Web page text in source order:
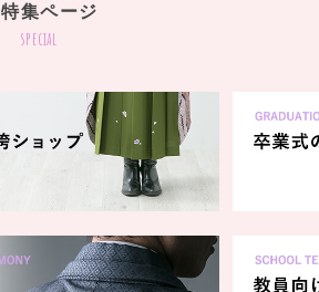
特集ページ
special